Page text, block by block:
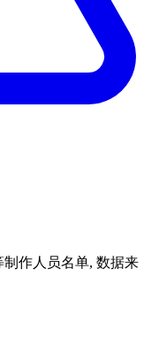
制作人员名单, 数据来